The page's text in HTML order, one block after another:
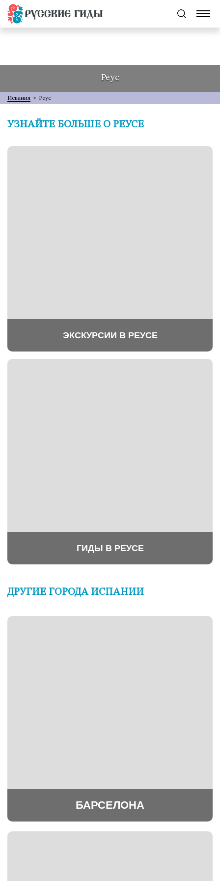
Реус
Испания > Реус
УЗНАЙТЕ БОЛЬШЕ О РЕУСЕ
ЭКСКУРСИИ В РЕУСЕ
ГИДЫ В РЕУСЕ
ДРУГИЕ ГОРОДА ИСПАНИИ
БАРСЕЛОНА